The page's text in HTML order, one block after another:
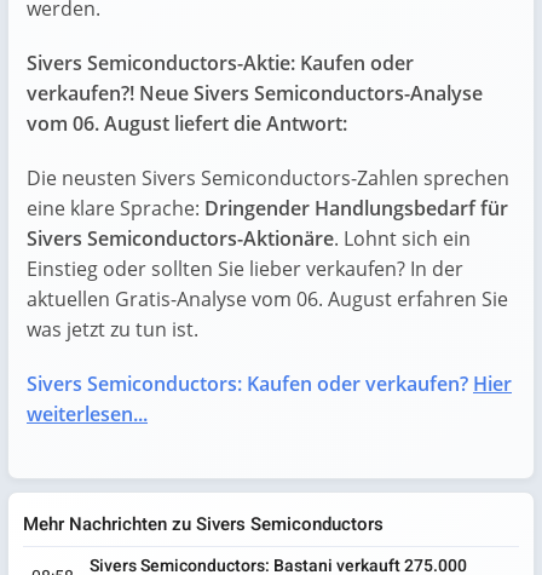
werden.
Sivers Semiconductors-Aktie: Kaufen oder
verkaufen?! Neue Sivers Semiconductors-Analyse
vom 06. August liefert die Antwort:
Die neusten Sivers Semiconductors-Zahlen sprechen
eine klare Sprache: Dringender Handlungsbedarf für
Sivers Semiconductors-Aktionäre. Lohnt sich ein
Einstieg oder sollten Sie lieber verkaufen? In der
aktuellen Gratis-Analyse vom 06. August erfahren Sie
was jetzt zu tun ist.
Sivers Semiconductors: Kaufen oder verkaufen? Hier
weiterlesen...
Mehr Nachrichten zu Sivers Semiconductors
Sivers Semiconductors: Bastani verkauft 275.000